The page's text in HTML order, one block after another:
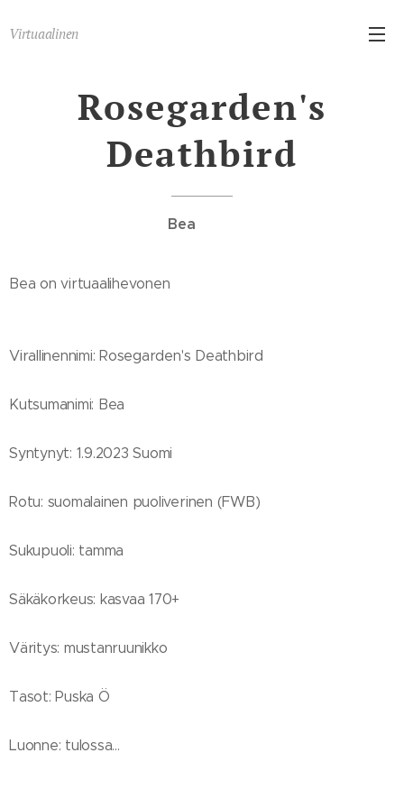
Virtuaalinen
Rosegarden's
Deathbird
Bea
Bea on virtuaalihevonen
Virallinennimi: Rosegarden's Deathbird
Kutsumanimi: Bea
Syntynyt: 1.9.2023 Suomi
Rotu: suomalainen puoliverinen (FWB)
Sukupuoli: tamma
Säkäkorkeus: kasvaa 170+
Väritys: mustanruunikko
Tasot: Puska Ö
Luonne: tulossa...